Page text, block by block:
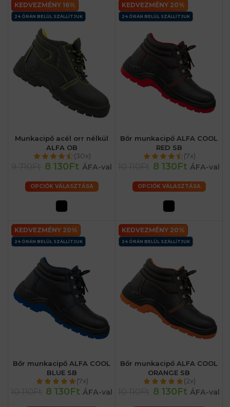
KEDVEZMÉNY 16%
24 ÓRÁN BELÜL SZÁLLÍTJUK
Munkacipő acél orr nélkül
ALFA OB
(30x)
8 130Ft ÁFA-val
OPCIÓK VÁLASZTÁSA
KEDVEZMÉNY 20%
24 ÓRÁN BELÜL SZÁLLÍTJUK
Bőr munkacipő ALFA COOL
RED SB
(7x)
8 130Ft ÁFA-val
OPCIÓK VÁLASZTÁSA
KEDVEZMÉNY 20%
24 ÓRÁN BELÜL SZÁLLÍTJUK
Bőr munkacipő ALFA COOL
BLUE SB
(7x)
8 130Ft ÁFA-val
KEDVEZMÉNY 20%
24 ÓRÁN BELÜL SZÁLLÍTJUK
Bőr munkacipő ALFA COOL
ORANGE SB
(2x)
8 130Ft ÁFA-val